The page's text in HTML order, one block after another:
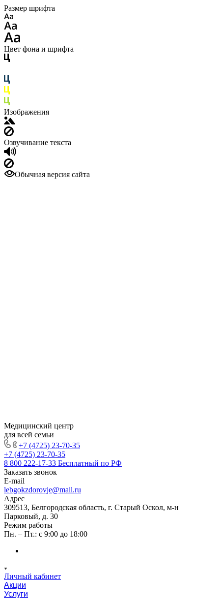
Размер шрифта
Цвет фона и шрифта
Изображения
Озвучивание текста
Обычная версия сайта
Медицинский центр
для всей семьи
+7 (4725) 23-70-35
+7 (4725) 23-70-35
8 800 222-17-33 Бесплатный по РФ
Заказать звонок
E-mail
lebgokzdorovje@mail.ru
Адрес
309513, Белгородская область, г. Старый Оскол, м-н
Парковый, д. 30
Режим работы
Пн. – Пт.: с 9:00 до 18:00
Личный кабинет
Акции
Услуги